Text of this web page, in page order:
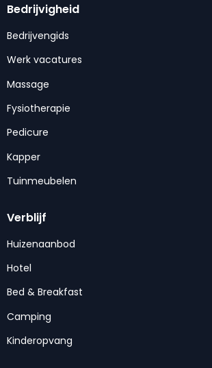
Bedrijvigheid
Bedrijvengids
Werk vacatures
Massage
Fysiotherapie
Pedicure
Kapper
Tuinmeubelen
Verblijf
Huizenaanbod
Hotel
Bed & Breakfast
Camping
Kinderopvang